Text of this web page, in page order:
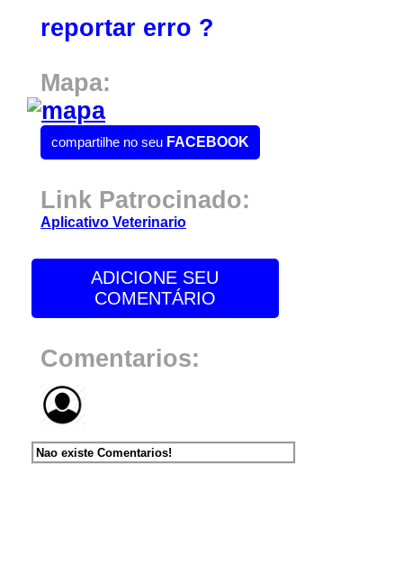
reportar erro ?
Mapa:
compartilhe no seu FACEBOOK
Link Patrocinado:
Aplicativo Veterinario
ADICIONE SEU
COMENTÁRIO
Comentarios:
Nao existe Comentarios!